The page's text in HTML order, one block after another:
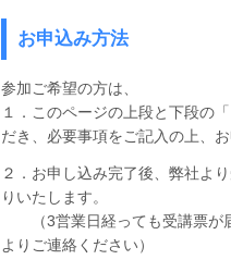
お申込み方法
参加ご希望の方は、
１．このページの上段と下段の
だき、必要事項をご記入の上、
２．お申し込み完了後、弊社よ
りいたします。
（3営業日経っても受講票が
よりご連絡ください）